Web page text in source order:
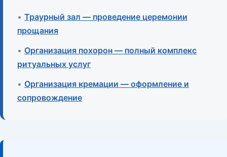
• Траурный зал — проведение церемонии
прощания
• Организация похорон — полный комплекс
ритуальных услуг
• Организация кремации — оформление и
сопровождение